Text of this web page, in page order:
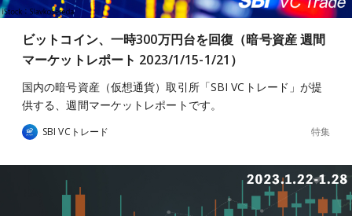
ビットコイン、一時300万円台を回復（暗号資産 週間
マーケットレポート 2023/1/15-1/21）
国内の暗号資産（仮想通貨）取引所「SBI VCトレード」が提
供する、週間マーケットレポートです。
SBI VCトレード 特集